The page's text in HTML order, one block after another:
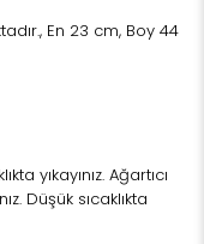
En 23 cm, Boy 44
yıkayınız. Ağartıcı
Düşük sıcaklıkta